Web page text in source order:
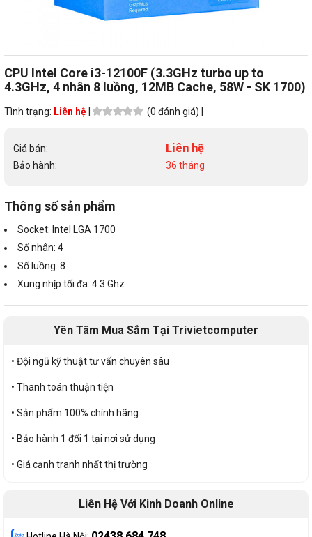
CPU Intel Core i3-12100F (3.3GHz turbo up to
4.3GHz, 4 nhân 8 luồng, 12MB Cache, 58W - SK 1700)
Tình trạng: Liên hệ (0 đánh giá) |
Giá bán: Liên hệ
Bảo hành: 36 tháng
Thông số sản phẩm
Socket: Intel LGA 1700
Số nhân: 4
Số luồng: 8
Xung nhịp tối đa: 4.3 Ghz
Yên Tâm Mua Sắm Tại Trivietcomputer
• Đội ngũ kỹ thuật tư vấn chuyên sâu
• Thanh toán thuận tiện
• Sản phẩm 100% chính hãng
• Bảo hành 1 đổi 1 tại nơi sử dụng
• Giá cạnh tranh nhất thị trường
Liên Hệ Với Kinh Doanh Online